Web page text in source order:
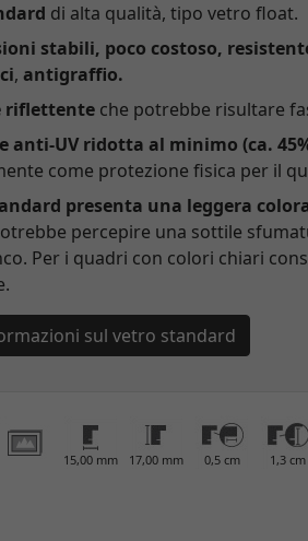
di alta qualità, tipo vetro float.
stabili, poco costoso,
, antigraffio.
riflettente che potrebbe risultare
anti-UV ridotta al minimo (ca.
come protezione fisica per il
presenta una leggera
percepire una sottile
Per i quadri con colori chiari
sul vetro standard
15,00 mm 17,00 mm 0,5 cm 1,3 cm